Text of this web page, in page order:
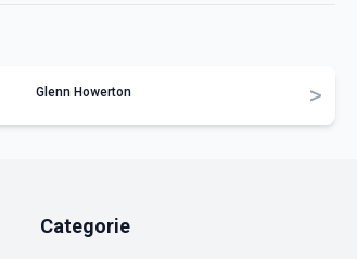
Glenn Howerton >
Categorie